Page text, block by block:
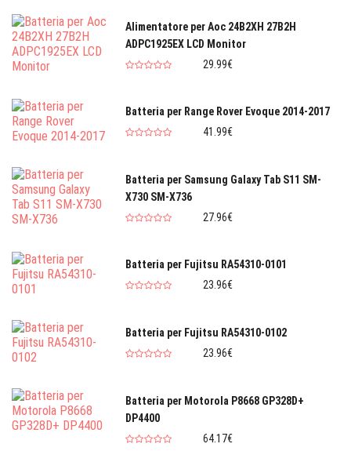
Alimentatore per Aoc 24B2XH 27B2H
ADPC1925EX LCD Monitor
29.99€
Batteria per Range Rover Evoque 2014-2017
41.99€
Batteria per Samsung Galaxy Tab S11 SM-
X730 SM-X736
27.96€
Batteria per Fujitsu RA54310-0101
23.96€
Batteria per Fujitsu RA54310-0102
23.96€
Batteria per Motorola P8668 GP328D+
DP4400
64.17€